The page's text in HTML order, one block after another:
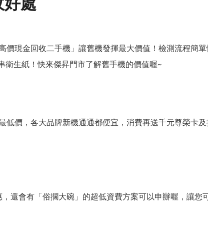
現金回收二手機」讓舊機發揮最大價值！檢測流程簡
衛生紙！快來傑昇門市了解舊手機的價值喔~
價，各大品牌新機通通都便宜，消費再送千元尊榮卡
還會有「俗擱大碗」的超低資費方案可以申辦喔，讓您